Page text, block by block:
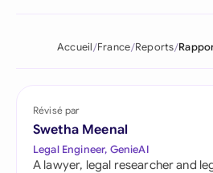
Accueil France Reports
Révisé par
Swetha Meenal
Legal Engineer, GenieAI
A lawyer, legal researcher and